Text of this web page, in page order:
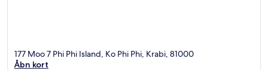
177 Moo 7 Phi Phi Island, Ko Phi Phi, Krabi, 81000
Åbn kort